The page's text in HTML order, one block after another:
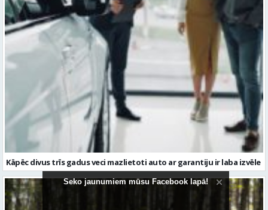
Kāpēc divus trīs gadus veci mazlietoti auto ar garantiju ir laba izvēle
Seko jaunumiem mūsu Facebook lapā!